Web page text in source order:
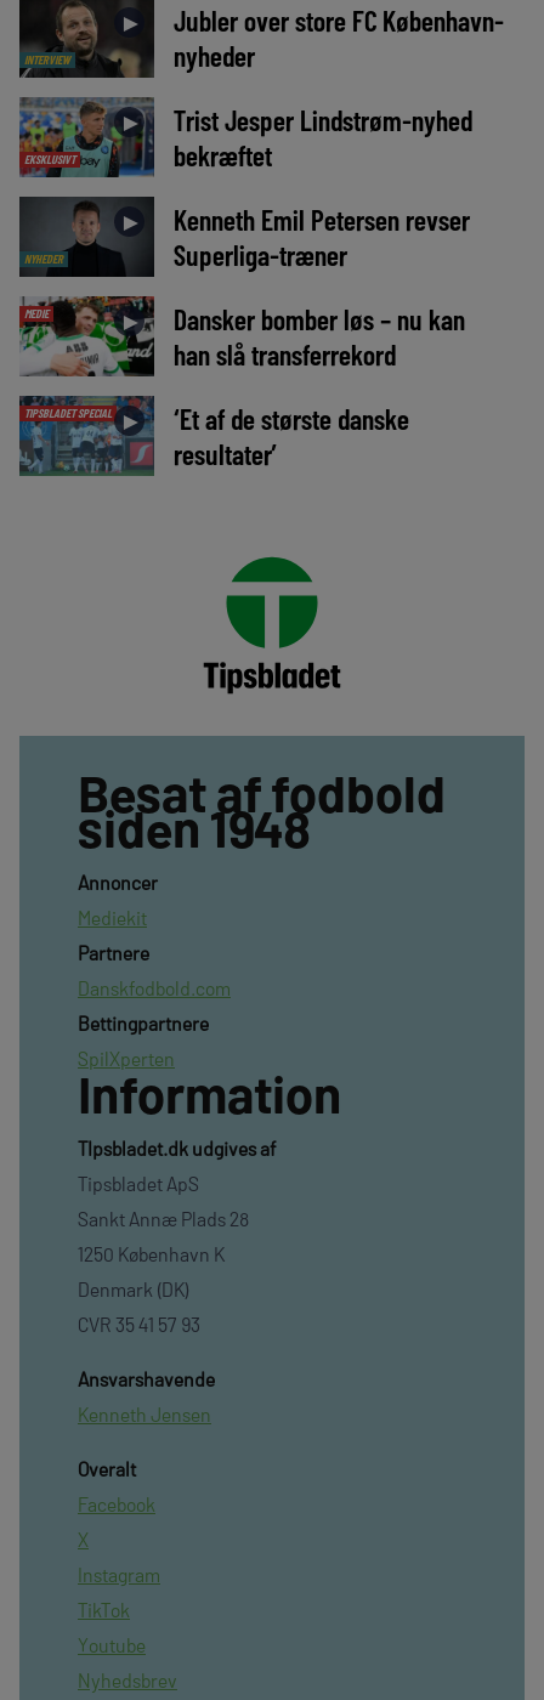
INTERVIEW
►
Jubler over store FC København-
nyheder
EKSKLUSIVT
►
Trist Jesper Lindstrøm-nyhed
bekræftet
NYHEDER
►
Kenneth Emil Petersen revser
Superliga-træner
MEDIE ►
Dansker bomber løs – nu kan
han slå transferrekord
TIPSBLADET SPECIAL ►
‘Et af de største danske
resultater’
Besat af fodbold
siden 1948
Annoncer
Mediekit
Partnere
Danskfodbold.com
Bettingpartnere
SpilXperten
Information
TIpsbladet.dk udgives af
Tipsbladet ApS
Sankt Annæ Plads 28
1250 København K
Denmark (DK)
CVR 35 41 57 93
Ansvarshavende
Kenneth Jensen
Overalt
Facebook
X
Instagram
TikTok
Youtube
Nyhedsbrev